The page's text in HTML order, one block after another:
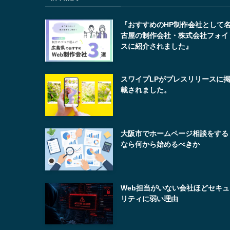
『おすすめのHP制作会社として
古屋の制作会社・株式会社フォイ
スに紹介されました』
スワイプLPがプレスリリースに
載されました。
大阪市でホームページ相談をする
なら何から始めるべきか
Web担当がいない会社ほどセキュ
リティに弱い理由